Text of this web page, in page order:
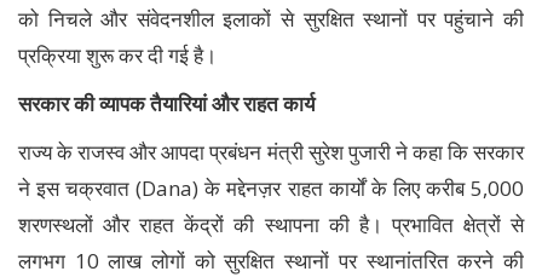
को निचले और संवेदनशील इलाकों से सुरक्षित स्थानों पर पहुंचाने की
प्रक्रिया शुरू कर दी गई है।
सरकार की व्यापक तैयारियां और राहत कार्य
राज्य के राजस्व और आपदा प्रबंधन मंत्री सुरेश पुजारी ने कहा कि सरकार
ने इस चक्रवात (Dana) के मद्देनज़र राहत कार्यों के लिए करीब 5,000
शरणस्थलों और राहत केंद्रों की स्थापना की है। प्रभावित क्षेत्रों से
लगभग 10 लाख लोगों को सुरक्षित स्थानों पर स्थानांतरित करने की